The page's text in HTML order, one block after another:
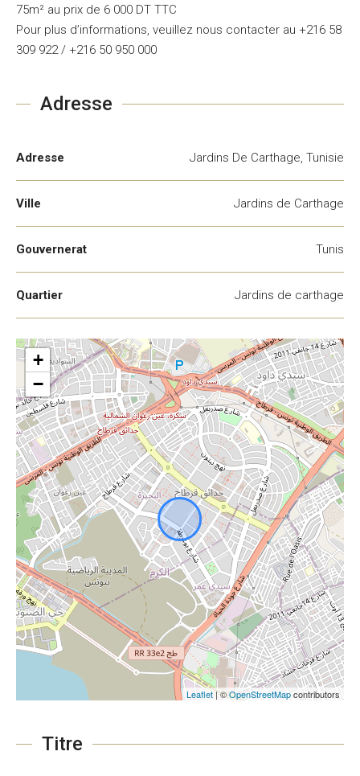
75m² au prix de 6 000 DT TTC
Pour plus d’informations, veuillez nous contacter au +216 58
309 922 / +216 50 950 000
Adresse
Adresse Jardins De Carthage, Tunisie
Ville Jardins de Carthage
Gouvernerat Tunis
Quartier Jardins de carthage
+
−
Leaflet| ©OpenStreetMapcontributors
Titre